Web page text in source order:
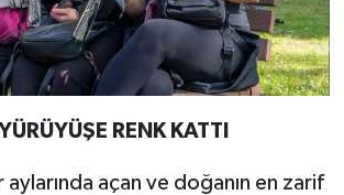
RENK KATTI
açan ve doğanın en zarif